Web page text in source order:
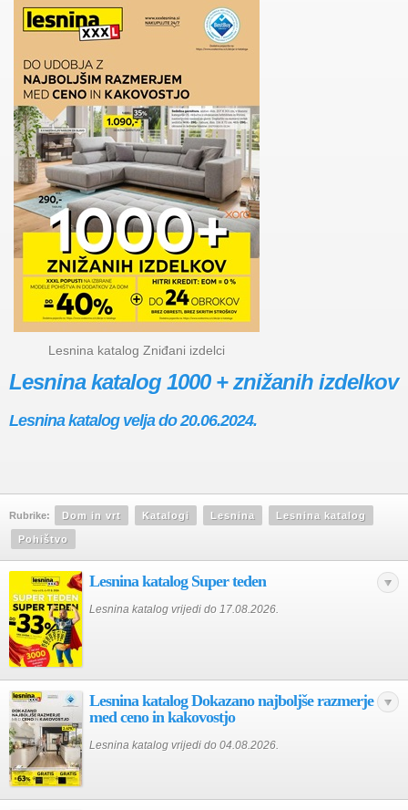
Lesnina katalog Zniđani izdelci
Lesnina katalog 1000 + znižanih izdelkov
Lesnina katalog velja do 20.06.2024.
Rubrike: Dom in vrt Katalogi Lesnina Lesnina katalog
Pohištvo
Lesnina katalog Super teden
Lesnina katalog vrijedi do 17.08.2026.
Lesnina katalog Dokazano najboljše razmerje
med ceno in kakovostjo
Lesnina katalog vrijedi do 04.08.2026.